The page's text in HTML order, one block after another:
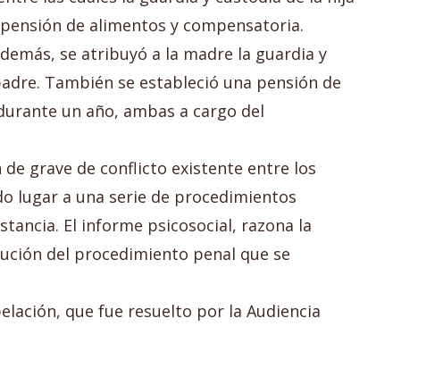
de alimentos y compensatoria.
se atribuyó a la madre la guardia y
También se estableció una pensión de
un año, ambas a cargo del
grave de conflicto existente entre los
lugar a una serie de procedimientos
El informe psicosocial, razona la
del procedimiento penal que se
que fue resuelto por la Audiencia